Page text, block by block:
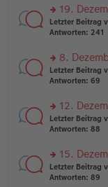
tr
a
g
e
n
er
tr
a
g
n
g
el
e
n
er
tr
a
g
rs
te
n
g
el
e
n
er
tr
a
g
19.
Letzter Beitrag
Antworten: 241
rs
te
n
g
el
e
n
er
8.
Letzter Beitrag
Antworten: 69
rs
te
n
g
el
12.
Letzter Beitrag
Antworten: 88
rs
te
15.
Letzter Beitrag
Antworten: 89